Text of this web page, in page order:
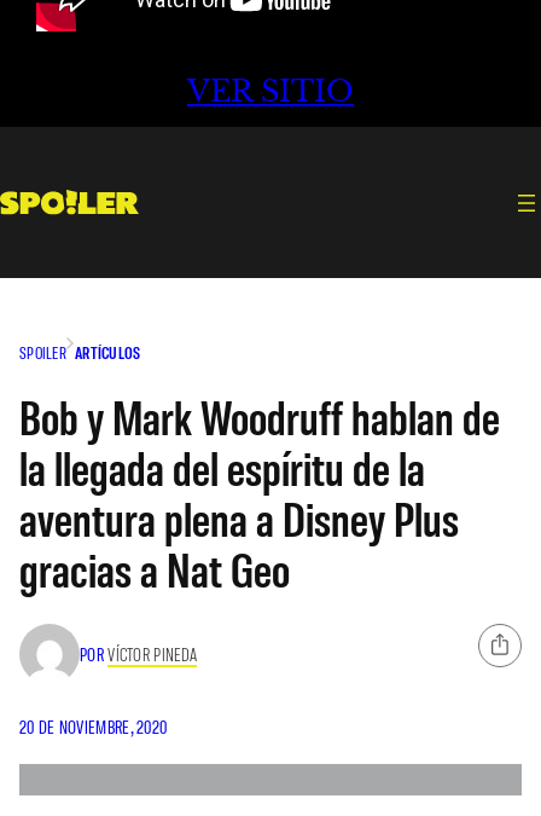
VER SITIO
SPOILER ARTÍCULOS
Bob y Mark Woodruff hablan de
la llegada del espíritu de la
aventura plena a Disney Plus
gracias a Nat Geo
PORVÍCTOR PINEDA
20 DE NOVIEMBRE, 2020